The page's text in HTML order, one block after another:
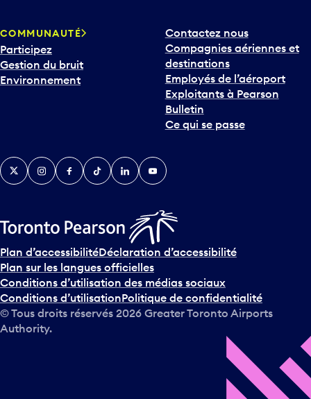
o
u
r
i
v
e
n
s
u
r
l
e
c
a
COMMUNAUTÉ
Participez
Gestion du bruit
Environnement
Contactez nous
Compagnies aériennes et
destinations
Employés de l’aéroport
Exploitants à Pearson
Bulletin
Ce qui se passe
TwitterInstagramFacebook
TikTokLinkedInYouTube
Plan d’accessibilitéDéclaration d’accessibilité
Plan sur les langues officielles
Conditions d’utilisation des médias sociaux
Conditions d’utilisationPolitique de confidentialité
© Tous droits réservés 2026 Greater Toronto Airports
Authority.